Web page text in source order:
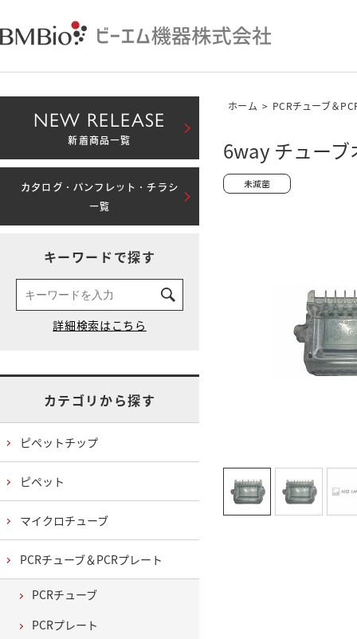
ホーム > PCRチューブ＆
6way チューブ
NEW RELEASE
新着商品一覧
カタログ・パンフレット・チラシ
一覧
キーワードで探す
カテゴリから探す
ピペットチップ
ピペット
マイクロチューブ
PCRチューブ＆PCRプレート
PCRチューブ
PCRプレート